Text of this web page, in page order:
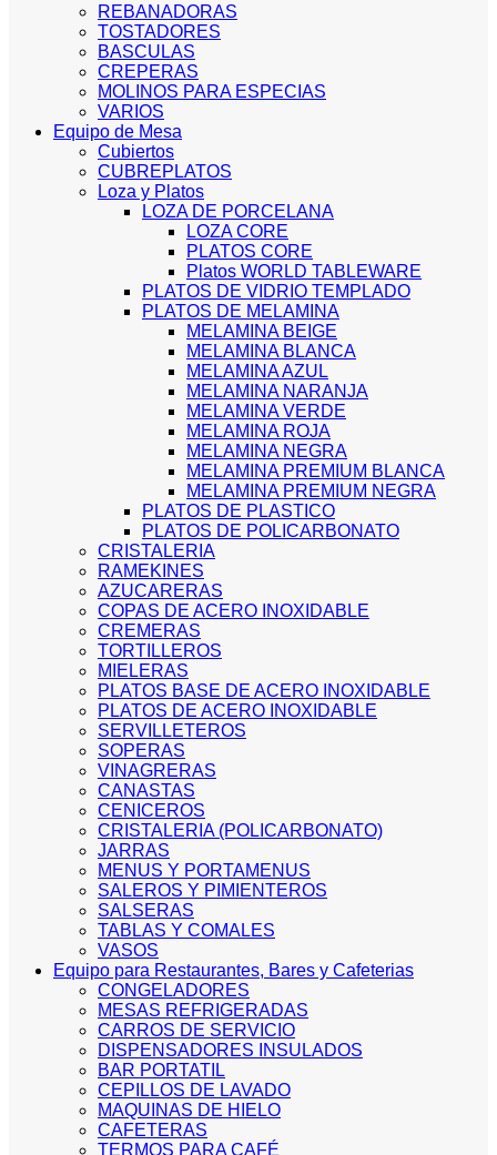
REBANADORAS
TOSTADORES
BASCULAS
CREPERAS
MOLINOS PARA ESPECIAS
VARIOS
Equipo de Mesa
Cubiertos
CUBREPLATOS
Loza y Platos
LOZA DE PORCELANA
LOZA CORE
PLATOS CORE
Platos WORLD TABLEWARE
PLATOS DE VIDRIO TEMPLADO
PLATOS DE MELAMINA
MELAMINA BEIGE
MELAMINA BLANCA
MELAMINA AZUL
MELAMINA NARANJA
MELAMINA VERDE
MELAMINA ROJA
MELAMINA NEGRA
MELAMINA PREMIUM BLANCA
MELAMINA PREMIUM NEGRA
PLATOS DE PLASTICO
PLATOS DE POLICARBONATO
CRISTALERIA
RAMEKINES
AZUCARERAS
COPAS DE ACERO INOXIDABLE
CREMERAS
TORTILLEROS
MIELERAS
PLATOS BASE DE ACERO INOXIDABLE
PLATOS DE ACERO INOXIDABLE
SERVILLETEROS
SOPERAS
VINAGRERAS
CANASTAS
CENICEROS
CRISTALERIA (POLICARBONATO)
JARRAS
MENUS Y PORTAMENUS
SALEROS Y PIMIENTEROS
SALSERAS
TABLAS Y COMALES
VASOS
Equipo para Restaurantes, Bares y Cafeterias
CONGELADORES
MESAS REFRIGERADAS
CARROS DE SERVICIO
DISPENSADORES INSULADOS
BAR PORTATIL
CEPILLOS DE LAVADO
MAQUINAS DE HIELO
CAFETERAS
TERMOS PARA CAFÉ